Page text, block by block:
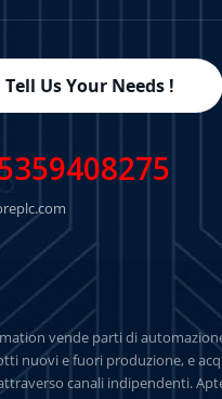
Tell Us Your Needs !
vende parti di
nuovi e fuori produzione, e
canali indipendenti.